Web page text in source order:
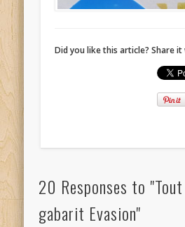
Did you like this article? Share
20 Responses to "Tout
gabarit Evasion"